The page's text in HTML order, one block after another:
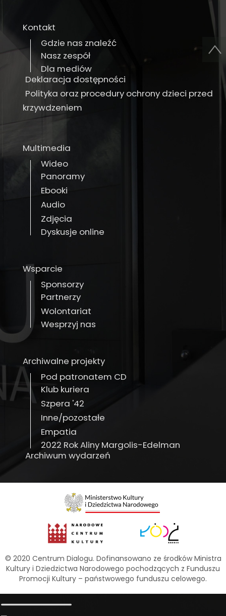
Kontakt
Gdzie nas znaleźć
Nasz zespół
Dla mediów
Deklaracja dostępności
Polityka oraz procedury ochrony dzieci przed
krzywdzeniem
Multimedia
Wideo
Panoramy
Ebooki
Audio
Zdjęcia
Dyskusje online
Wsparcie
Sponsorzy
Partnerzy
Wolontariat
Wesprzyj nas
Archiwalne projekty
Pod patronatem CD
Klub kuriera
Szpera '42
Inne/pozostałe
Empatia
2022 Rok Aliny Margolis-Edelman
Archiwum wydarzeń
© 2020 Centrum Dialogu. Dofinansowano ze środków Ministra
Kultury i Dziedzictwa Narodowego pochodzących z Funduszu
Promocji Kultury – państwowego funduszu celowego.